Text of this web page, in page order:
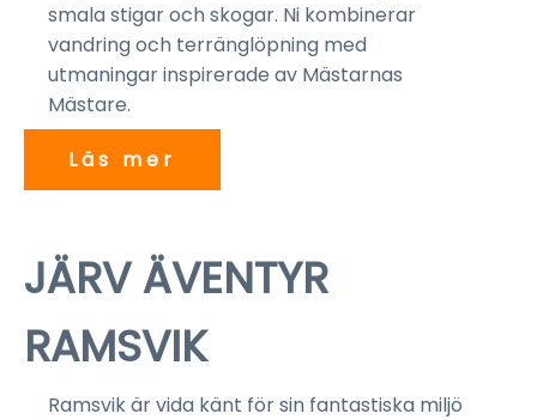
smala stigar och skogar. Ni kombinerar
vandring och terränglöpning med
utmaningar inspirerade av Mästarnas
Mästare.
Läs mer
JÄRV ÄVENTYR
RAMSVIK
Ramsvik är vida känt för sin fantastiska miljö